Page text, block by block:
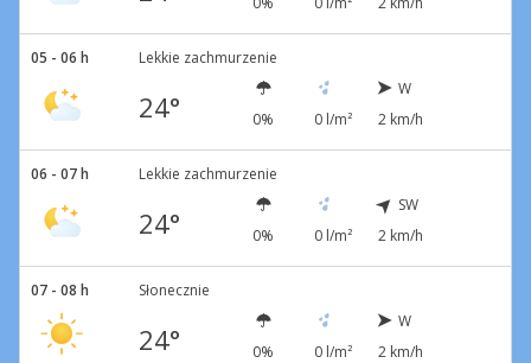
05 - 06 h Lekkie zachmurzenie
24° 0% 0 l/m²
W
2 km/h
06 - 07 h Lekkie zachmurzenie
24° 0% 0 l/m²
SW
2 km/h
07 - 08 h Słonecznie
24° 0% 0 l/m²
W
2 km/h